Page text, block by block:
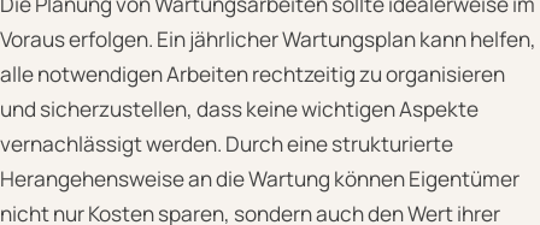
Voraus erfolgen. Ein jährlicher Wartungsplan kann helfen,
alle notwendigen Arbeiten rechtzeitig zu organisieren
und sicherzustellen, dass keine wichtigen Aspekte
vernachlässigt werden. Durch eine strukturierte
Herangehensweise an die Wartung können Eigentümer
nicht nur Kosten sparen, sondern auch den Wert ihrer